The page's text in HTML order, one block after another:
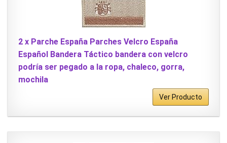
2 x Parche España Parches Velcro España
Español Bandera Táctico bandera con velcro
podría ser pegado a la ropa, chaleco, gorra,
mochila
Ver Producto